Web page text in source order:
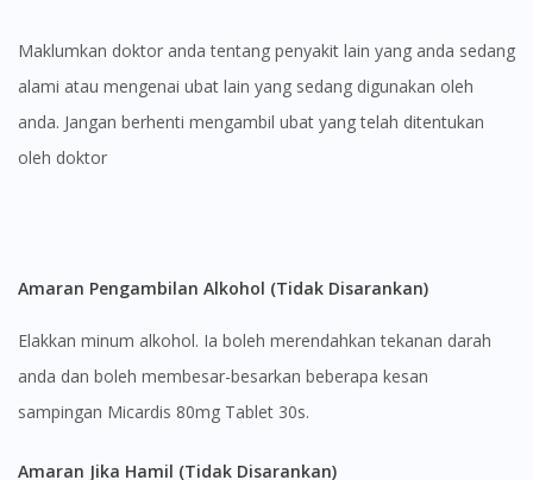
Maklumkan doktor anda tentang penyakit lain yang anda sedang
alami atau mengenai ubat lain yang sedang digunakan oleh
anda. Jangan berhenti mengambil ubat yang telah ditentukan
oleh doktor
Amaran Pengambilan Alkohol (Tidak Disarankan)
Elakkan minum alkohol. Ia boleh merendahkan tekanan darah
anda dan boleh membesar-besarkan beberapa kesan
sampingan Micardis 80mg Tablet 30s.
Amaran Jika Hamil (Tidak Disarankan)